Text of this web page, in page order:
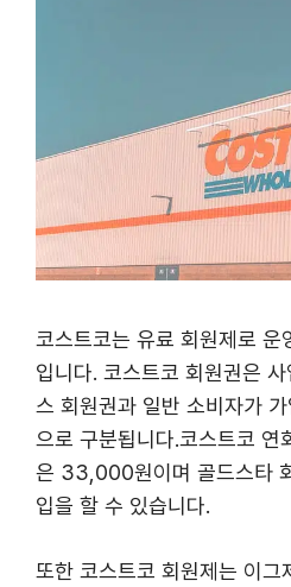
코스트코는 유료 회원제로 운
입니다. 코스트코 회원권은
스 회원권과 일반 소비자가
으로 구분됩니다.코스트코 연
은 33,000원이며 골드스타
입을 할 수 있습니다.
또한 코스트코 회원제는 이그